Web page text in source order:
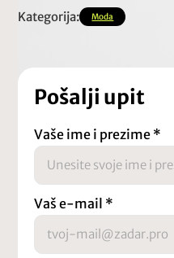
Kategorija: Moda
Pošalji upit
Vaše ime i prezime *
Vaš e-mail *